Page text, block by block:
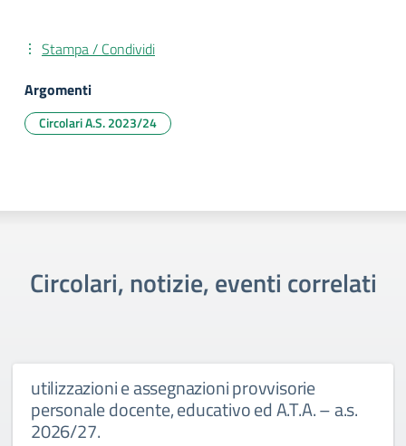
Stampa / Condividi
Argomenti
Circolari A.S. 2023/24
Circolari, notizie, eventi correlati
utilizzazioni e assegnazioni provvisorie
personale docente, educativo ed A.T.A. – a.s.
2026/27.